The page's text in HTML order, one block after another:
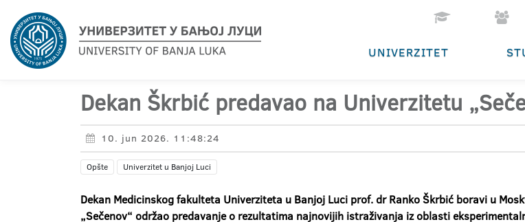
UNIVERZITET
Dekan Škrbić predavao na Univerzitetu
10. jun 2026. 11:48:24
Opšte Univerzitet u Banjoj Luci
Dekan Medicinskog fakulteta Univerziteta u Banjoj Luci prof. dr Ranko Škrbić boravi u
„Sečenov“ održao predavanje o rezultatima najnovijih istraživanja iz oblasti